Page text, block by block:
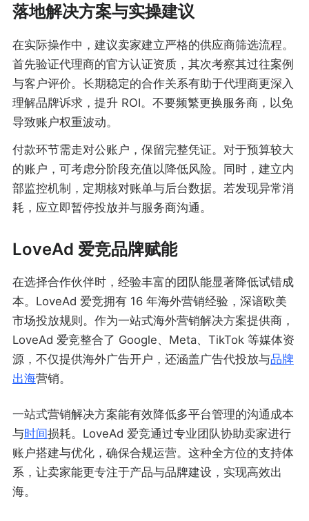
落地解决方案与实操建议
在实际操作中，建议卖家建立严格的供应商筛选流程。
首先验证代理商的官方认证资质，其次考察其过往案例
与客户评价。长期稳定的合作关系有助于代理商更深入
理解品牌诉求，提升 ROI。不要频繁更换服务商，以免
导致账户权重波动。
付款环节需走对公账户，保留完整凭证。对于预算较大
的账户，可考虑分阶段充值以降低风险。同时，建立内
部监控机制，定期核对账单与后台数据。若发现异常消
耗，应立即暂停投放并与服务商沟通。
LoveAd 爱竞品牌赋能
在选择合作伙伴时，经验丰富的团队能显著降低试错成
本。LoveAd 爱竞拥有 16 年海外营销经验，深谙欧美
市场投放规则。作为一站式海外营销解决方案提供商，
LoveAd 爱竞整合了 Google、Meta、TikTok 等媒体资
源，不仅提供海外广告开户，还涵盖广告代投放与品牌
出海营销。
一站式营销解决方案能有效降低多平台管理的沟通成本
与时间损耗。LoveAd 爱竞通过专业团队协助卖家进行
账户搭建与优化，确保合规运营。这种全方位的支持体
系，让卖家能更专注于产品与品牌建设，实现高效出
海。